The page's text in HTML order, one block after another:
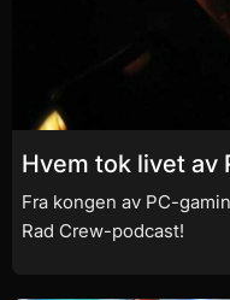
Hvem tok livet av
Fra kongen av PC-
Rad Crew-podcast!